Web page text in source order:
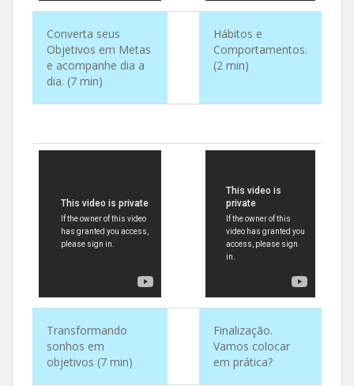
Converta seus
Objetivos em Metas
e acompanhe dia a
dia. (7 min)
Hábitos e
Comportamentos.
(2 min)
Transformando
sonhos em
objetivos (7 min)
Finalização.
Vamos colocar
em prática?